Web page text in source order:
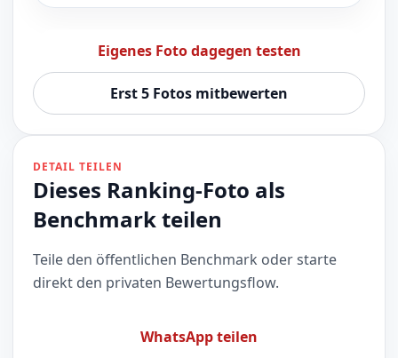
Eigenes Foto dagegen testen
Erst 5 Fotos mitbewerten
DETAIL TEILEN
Dieses Ranking-Foto als
Benchmark teilen
Teile den öffentlichen Benchmark oder starte
direkt den privaten Bewertungsflow.
WhatsApp teilen